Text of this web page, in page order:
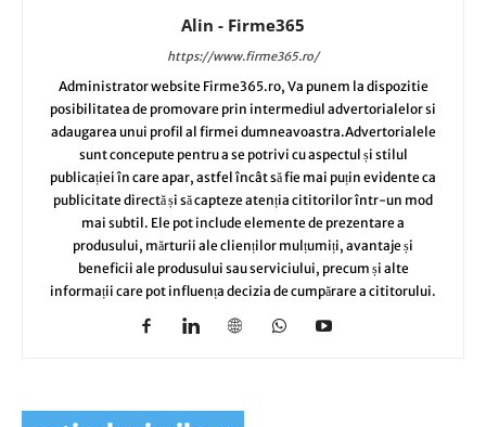
Alin - Firme365
https://www.firme365.ro/
Administrator website Firme365.ro, Va punem la dispozitie
posibilitatea de promovare prin intermediul advertorialelor si
adaugarea unui profil al firmei dumneavoastra.Advertorialele
sunt concepute pentru a se potrivi cu aspectul și stilul
publicației în care apar, astfel încât să fie mai puțin evidente ca
publicitate directă și să capteze atenția cititorilor într-un mod
mai subtil. Ele pot include elemente de prezentare a
produsului, mărturii ale clienților mulțumiți, avantaje și
beneficii ale produsului sau serviciului, precum și alte
informații care pot influența decizia de cumpărare a cititorului.